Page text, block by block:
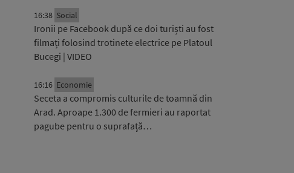
16:38 Social
Ironii pe Facebook după ce doi turiști au fost
filmați folosind trotinete electrice pe Platoul
Bucegi | VIDEO
16:16 Economie
Seceta a compromis culturile de toamnă din
Arad. Aproape 1.300 de fermieri au raportat
pagube pentru o suprafață…